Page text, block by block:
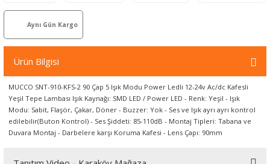
Cihazları
Aynı Gün Kargo
Ürün Bilgisi
MUCCO SNT-910-KFS-2 90 Çap 5 Işık Modu Power Ledli 12-24v Ac/dc Kafesli
Yeşil Tepe Lambası Işık Kaynağı: SMD LED / Power LED - Renk: Yeşil - Işık
Modu: Sabit, Flaşör, Çakar, Döner - Buzzer: Yok - Ses ve Işık ayrı ayrı kontrol
edilebilir(Buton Kontrol) - Ses Şiddeti: 85-110dB - Montaj Tipleri: Tabana ve
Duvara Montaj - Darbelere karşı Koruma Kafesi - Lens Çapı: 90mm